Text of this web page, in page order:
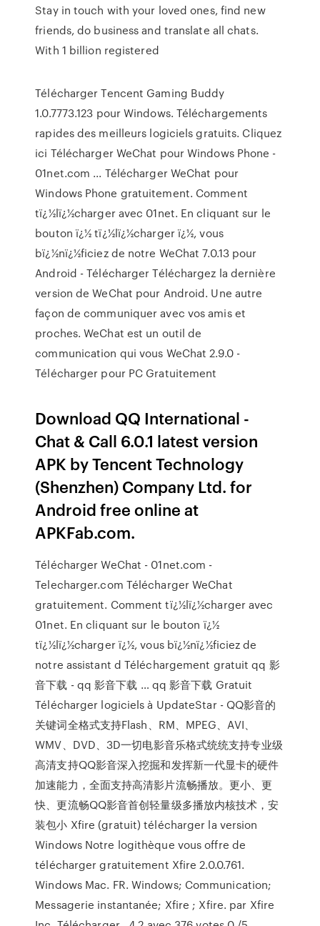
Stay in touch with your loved ones, find new
friends, do business and translate all chats.
With 1 billion registered
Télécharger Tencent Gaming Buddy
1.0.7773.123 pour Windows. Téléchargements
rapides des meilleurs logiciels gratuits. Cliquez
ici Télécharger WeChat pour Windows Phone -
01net.com ... Télécharger WeChat pour
Windows Phone gratuitement. Comment
tï¿½lï¿½charger avec 01net. En cliquant sur le
bouton ï¿½ tï¿½lï¿½charger ï¿½, vous
bï¿½nï¿½ficiez de notre WeChat 7.0.13 pour
Android - Télécharger Téléchargez la dernière
version de WeChat pour Android. Une autre
façon de communiquer avec vos amis et
proches. WeChat est un outil de
communication qui vous WeChat 2.9.0 -
Télécharger pour PC Gratuitement
Download QQ International -
Chat & Call 6.0.1 latest version
APK by Tencent Technology
(Shenzhen) Company Ltd. for
Android free online at
APKFab.com.
Télécharger WeChat - 01net.com -
Telecharger.com Télécharger WeChat
gratuitement. Comment tï¿½lï¿½charger avec
01net. En cliquant sur le bouton ï¿½
tï¿½lï¿½charger ï¿½, vous bï¿½nï¿½ficiez de
notre assistant d Téléchargement gratuit qq 影
音下载 - qq 影音下载 … qq 影音下载 Gratuit
Télécharger logiciels à UpdateStar - QQ影音的
关键词全格式支持Flash、RM、MPEG、AVI、
WMV、DVD、3D一切电影音乐格式统统支持专业级
高清支持QQ影音深入挖掘和发挥新一代显卡的硬件
加速能力，全面支持高清影片流畅播放。更小、更
快、更流畅QQ影音首创轻量级多播放内核技术，安
装包小 Xfire (gratuit) télécharger la version
Windows Notre logithèque vous offre de
télécharger gratuitement Xfire 2.0.0.761.
Windows Mac. FR. Windows; Communication;
Messagerie instantanée; Xfire ; Xfire. par Xfire